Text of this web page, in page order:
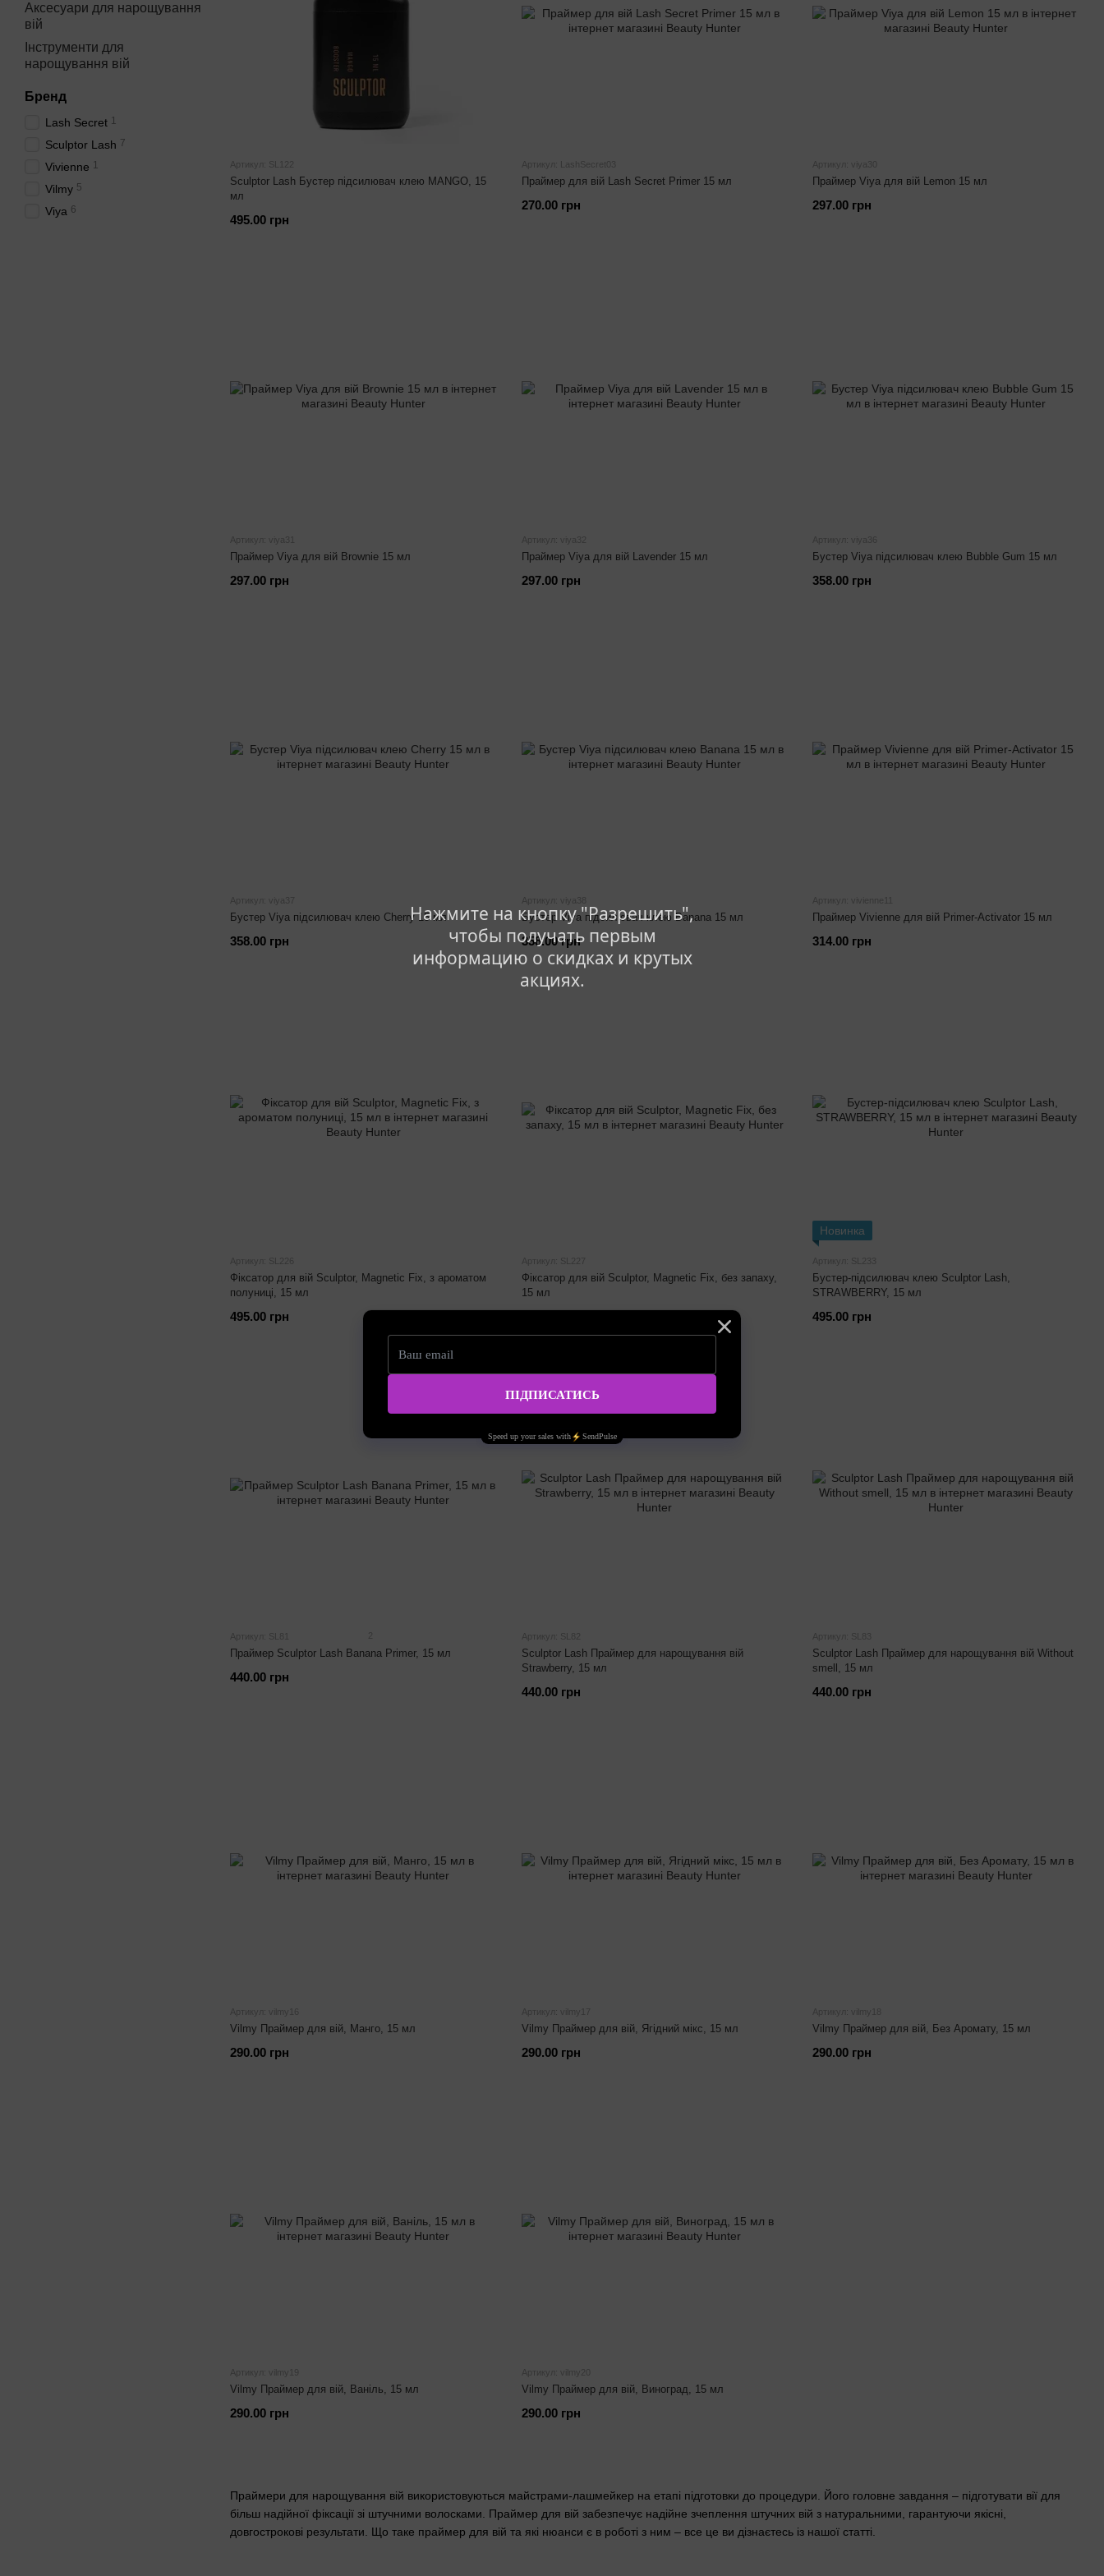
Нажмите на кнопку "Разрешить",
чтобы получать первым
информацию о скидках и крутых
акциях.
Артикул: SL122
Sculptor Lash Бустер підсилювач клею MANGO, 15
мл
495.00 грн
Артикул: LashSecret03
Праймер для вій Lash Secret Primer 15 мл
270.00 грн
Артикул: viya30
Праймер Viya для вій Lemon 15 мл
297.00 грн
Артикул: viya31
Праймер Viya для вій Brownie 15 мл
297.00 грн
Артикул: viya32
Праймер Viya для вій Lavender 15 мл
297.00 грн
Артикул: viya36
Бустер Viya підсилювач клею Bubble Gum 15 мл
358.00 грн
Артикул: viya37
Бустер Viya підсилювач клею Cherry 15 мл
358.00 грн
Артикул: viya38
Бустер Viya підсилювач клею Banana 15 мл
358.00 грн
Артикул: vivienne11
Праймер Vivienne для вій Primer-Activator 15 мл
314.00 грн
Артикул: SL226
Фіксатор для вій Sculptor, Magnetic Fix, з ароматом
полуниці, 15 мл
495.00 грн
Артикул: SL227
Фіксатор для вій Sculptor, Magnetic Fix, без запаху,
15 мл
Новинка
Артикул: SL233
Бустер-підсилювач клею Sculptor Lash,
STRAWBERRY, 15 мл
495.00 грн
Артикул: SL81
Праймер Sculptor Lash Banana Primer, 15 мл
440.00 грн
Артикул: SL82
Sculptor Lash Праймер для нарощування вій
Strawberry, 15 мл
440.00 грн
Артикул: SL83
Sculptor Lash Праймер для нарощування вій Without
smell, 15 мл
440.00 грн
Артикул: vilmy16
Vilmy Праймер для вій, Манго, 15 мл
290.00 грн
Артикул: vilmy17
Vilmy Праймер для вій, Ягідний мікс, 15 мл
290.00 грн
Артикул: vilmy18
Vilmy Праймер для вій, Без Аромату, 15 мл
290.00 грн
Артикул: vilmy19
Vilmy Праймер для вій, Ваніль, 15 мл
290.00 грн
Артикул: vilmy20
Vilmy Праймер для вій, Виноград, 15 мл
290.00 грн
Праймери для нарощування вій використовуються майстрами-лашмейкер на етапі підготовки до процедури. Його головне завдання – підготувати вії для
більш надійної фіксації зі штучними волосками. Праймер для вій забезпечує надійне зчеплення штучних вій з натуральними, гарантуючи якісні,
довгострокові результати. Що таке праймер для вій та які нюанси є в роботі з ним – все це ви дізнаєтесь із нашої статті.
Аксесуари для нарощування
вій
Інструменти для
нарощування вій
Бренд
Lash Secret 1
Sculptor Lash 7
Vivienne 1
Vilmy 5
Viya 6